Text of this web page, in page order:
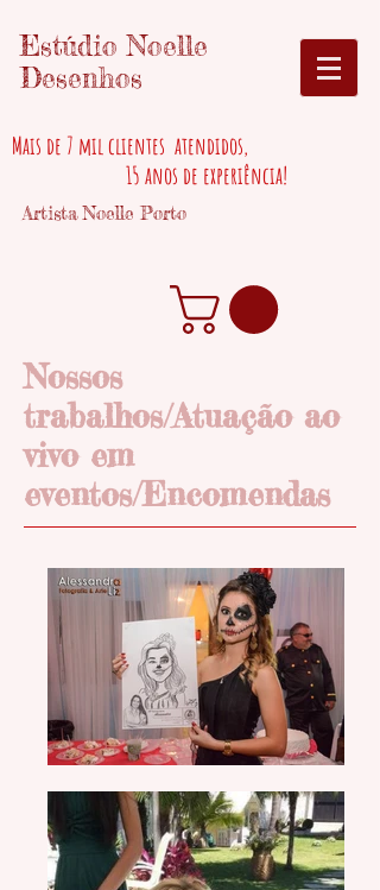
Estúdio Noelle
Desenhos
Mais de 7 mil clientes atendidos,
15 anos de experiência!
Artista Noelle Porto
Nossos
trabalhos/Atuação ao
vivo em
eventos/Encomendas